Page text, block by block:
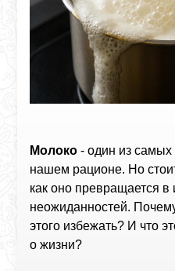
Молоко - один из
нашем рационе. Но
как оно превращается в
неожиданностей.
этого избежать? И что
о жизни?